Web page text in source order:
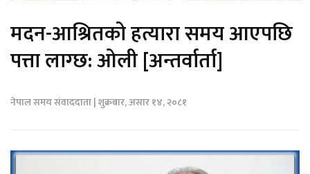
मदन-आश्रितको हत्यारा समय आएपछि
पत्ता लाग्छ: ओली [अन्तर्वार्ता]
नेपाल समय संवाददाता | शुक्रबार, असार १४, २०८१